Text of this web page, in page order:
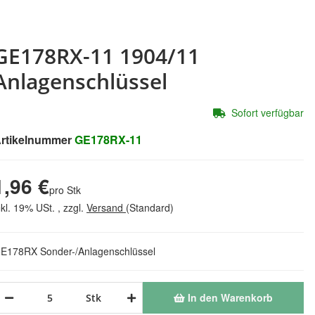
11 1904/11
GE178RX-11
Sonder-/Anlagenschlüssel
€pro Stk
19% USt. , zzgl. Versand (Standard)
Stk In den Warenkorb
Sofort verfügbar